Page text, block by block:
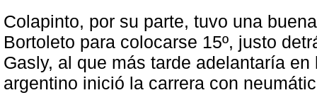
Colapinto, por su parte, tuvo una
Bortoleto para colocarse 15º, justo
Gasly, al que más tarde adelantaría
argentino inició la carrera con